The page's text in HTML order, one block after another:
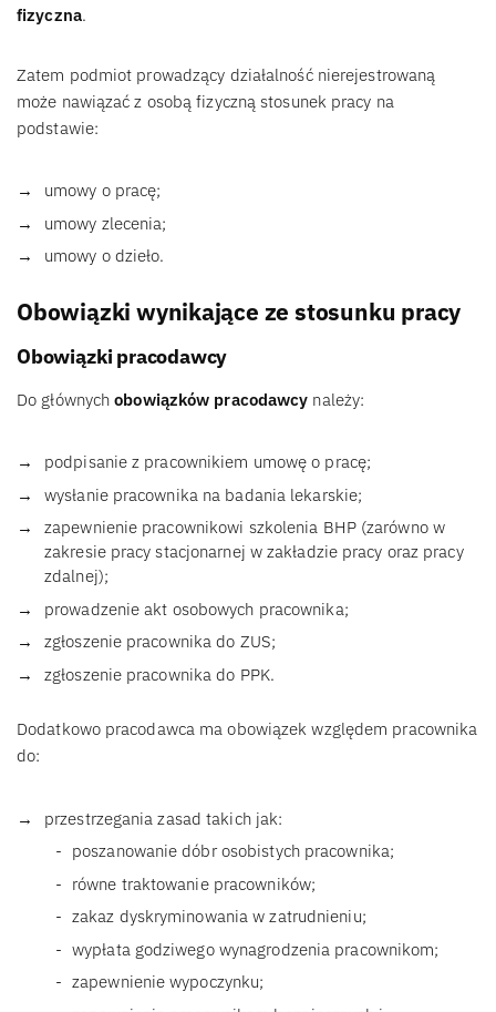
fizyczna.
Zatem podmiot prowadzący działalność nierejestrowaną
może nawiązać z osobą fizyczną stosunek pracy na
podstawie:
umowy o pracę;
umowy zlecenia;
umowy o dzieło.
Obowiązki wynikające ze stosunku pracy
Obowiązki pracodawcy
Do głównychobowiązków pracodawcy należy:
podpisanie z pracownikiem umowę o pracę;
wysłanie pracownika na badania lekarskie;
zapewnienie pracownikowi szkolenia BHP (zarówno w
zakresie pracy stacjonarnej w zakładzie pracy oraz pracy
zdalnej);
prowadzenie akt osobowych pracownika;
zgłoszenie pracownika do ZUS;
zgłoszenie pracownika do PPK.
Dodatkowo pracodawca ma obowiązek względem pracownika
do:
przestrzegania zasad takich jak:
poszanowanie dóbr osobistych pracownika;
równe traktowanie pracowników;
zakaz dyskryminowania w zatrudnieniu;
wypłata godziwego wynagrodzenia pracownikom;
zapewnienie wypoczynku;